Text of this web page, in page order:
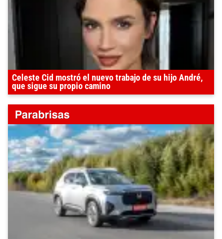
Celeste Cid mostró el nuevo trabajo de su hijo André,
que sigue su propio camino